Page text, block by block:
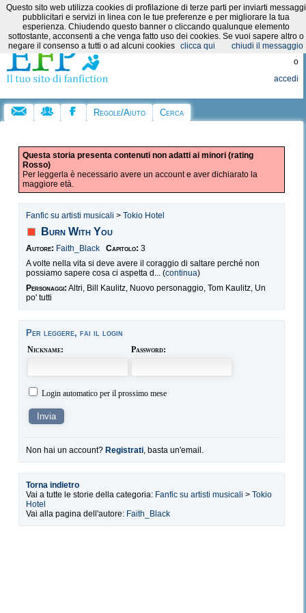
Categorie:
Registrati
o
accedi
Regole/Aiuto Cerca
Questa storia presenta contenuti non adatti ai minori (rating
Rosso)
Per leggerla è necessario avere un account e aver dichiarato la
maggiore età.
Fanfic su artisti musicali > Tokio Hotel
Burn With You
Autore: Faith_Black Capitolo: 3
A volte nella vita si deve avere il coraggio di saltare perché non
possiamo sapere cosa ci aspetta d... (continua)
Personaggi: Altri, Bill Kaulitz, Nuovo personaggio, Tom Kaulitz, Un
po' tutti
Per leggere, fai il login
Nickname: Password:
Login automatico per il prossimo mese
Non hai un account? Registrati, basta un'email.
Torna indietro
Vai a tutte le storie della categoria: Fanfic su artisti musicali > Tokio
Hotel
Vai alla pagina dell'autore: Faith_Black
Questo sito web utilizza cookies di profilazione di terze parti per inviarti messaggi
pubblicitari e servizi in linea con le tue preferenze e per migliorare la tua
esperienza. Chiudendo questo banner o cliccando qualunque elemento
sottostante, acconsenti a che venga fatto uso dei cookies. Se vuoi sapere altro o
negare il consenso a tutti o ad alcuni cookies clicca qui chiudi il messaggio